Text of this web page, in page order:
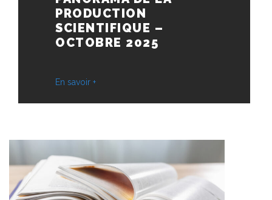
PRODUCTION
SCIENTIFIQUE –
OCTOBRE 2025
En savoir +